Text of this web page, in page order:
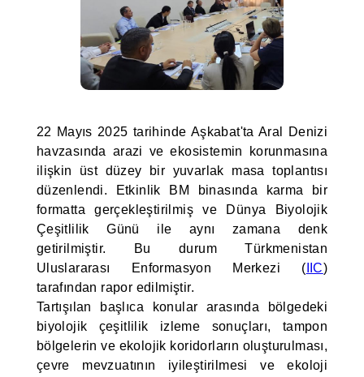
22 Mayıs 2025 tarihinde Aşkabat'ta Aral Denizi
havzasında arazi ve ekosistemin korunmasına
ilişkin üst düzey bir yuvarlak masa toplantısı
düzenlendi. Etkinlik BM binasında karma bir
formatta gerçekleştirilmiş ve Dünya Biyolojik
Çeşitlilik Günü ile aynı zamana denk
getirilmiştir. Bu durum Türkmenistan
Uluslararası Enformasyon Merkezi ( IIC)
tarafından rapor edilmiştir.
Tartışılan başlıca konular arasında bölgedeki
biyolojik çeşitlilik izleme sonuçları, tampon
bölgelerin ve ekolojik koridorların oluşturulması,
çevre mevzuatının iyileştirilmesi ve ekoloji